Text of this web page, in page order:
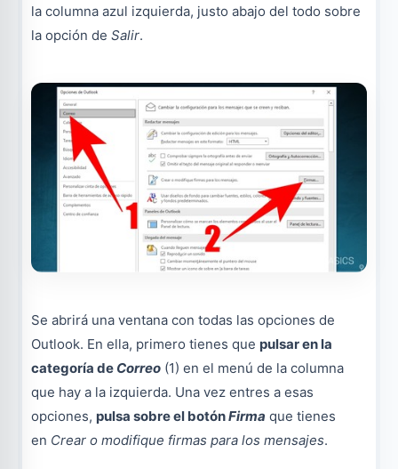
la columna azul izquierda, justo abajo del todo sobre
la opción de Salir.
Se abrirá una ventana con todas las opciones de
Outlook. En ella, primero tienes que pulsar en la
categoría de Correo (1) en el menú de la columna
que hay a la izquierda. Una vez entres a esas
opciones, pulsa sobre el botónFirma que tienes
en Crear o modifique firmas para los mensajes.